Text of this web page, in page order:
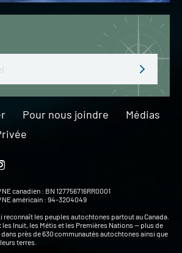
Pour nous joindre
Médias
canadien : BN 127756716RR0001
américain : 94-3204049
reconnaît les peuples autochtones partout au Canada.
Inuit, les Métis et les Premières Nations — plus de
près de 630 communautés autochtones ainsi que
terres.